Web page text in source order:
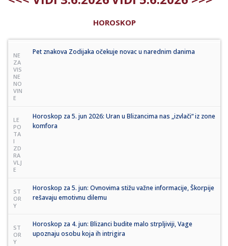
HOROSKOP
NE
ZA
VIS
NE
NO
VIN
E
Pet znakova Zodijaka očekuje novac u narednim danima
LE
PO
TA
I
ZD
RA
VLJ
E
Horoskop za 5. jun 2026: Uran u Blizancima nas „izvlači“ iz zone
komfora
ST
OR
Y
Horoskop za 5. jun: Ovnovima stižu važne informacije, Škorpije
rešavaju emotivnu dilemu
ST
OR
Y
Horoskop za 4. jun: Blizanci budite malo strpljiviji, Vage
upoznaju osobu koja ih intrigira